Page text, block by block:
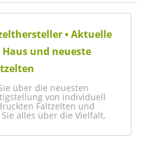
• Aktuelle
und neueste
über die neuesten
von individuell
Faltzelten und
alles über die Vielfalt,